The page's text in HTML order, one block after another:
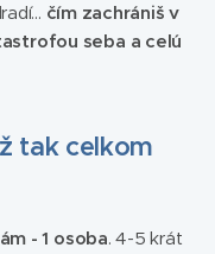
čím zachrániš v
seba a celú
tak celkom
- 1 osoba. 4-5 krát